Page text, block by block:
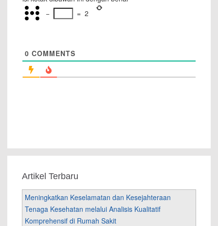
−
= 2
0 COMMENTS
Artikel Terbaru
Meningkatkan Keselamatan dan Kesejahteraan
Tenaga Kesehatan melalui Analisis Kualitatif
Komprehensif di Rumah Sakit